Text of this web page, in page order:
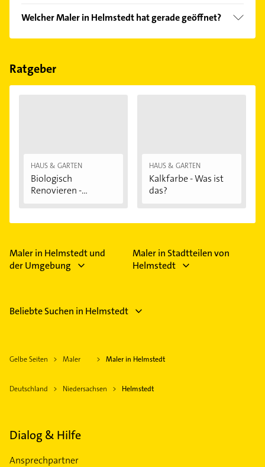
Kundenmeinungen und profitieren Sie von den
Empfehlungen. Die Suchergebnisse können Sie sich
Welcher Maler in Helmstedt hat gerade geöffnet?
Im Anbieter-Bereich finden Sie alleÖffnungszeiten.
Feiertagen abweichen können.
Ratgeber
HAUS & GARTEN
Biologisch
Renovieren -
HAUS & GARTEN
Kalkfarbe - Was ist
das?
Maler in Helmstedt und
der Umgebung
Maler in Stadtteilen von
Helmstedt
Beliebte Suchen in Helmstedt
Gelbe Seiten Maler Maler in Helmstedt
Deutschland Niedersachsen Helmstedt
Dialog & Hilfe
Ansprechpartner